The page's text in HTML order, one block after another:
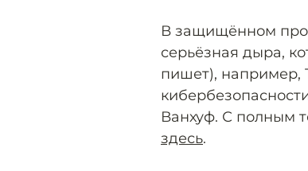
В защищённом
серьёзная дыра,
пишет), например,
Ванхуф. С полным
здесь.